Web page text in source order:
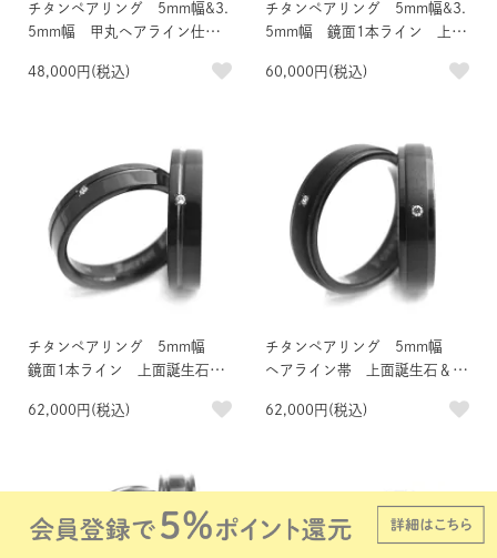
チタンペアリング 5mm幅&3.
5mm幅 甲丸ヘアライン仕上
48,000円(税込)
チタンペアリング 5mm幅&3.
5mm幅 鏡面1本ライン 上面
60,000円(税込)
チタンペアリング 5mm幅
鏡面1本ライン 上面誕生石＆
62,000円(税込)
チタンペアリング 5mm幅
ヘアライン帯 上面誕生石＆内
62,000円(税込)